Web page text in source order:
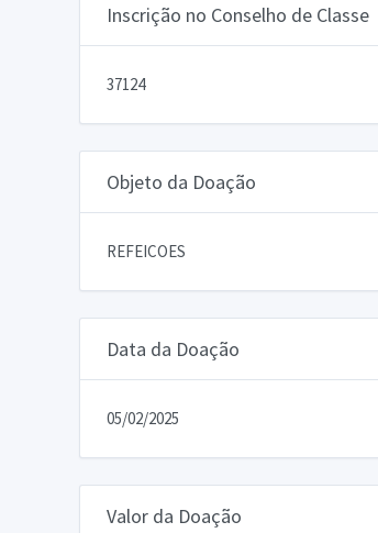
Inscrição no Conselho de Classe
37124
Objeto da Doação
REFEICOES
Data da Doação
05/02/2025
Valor da Doação